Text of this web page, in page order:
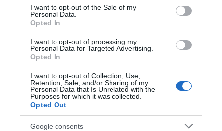
services and may gather and store information including but
not limited to your visit or usage behaviour. You may click to
grant or deny consent to Google and its third-party tags to
consent section.
I want to opt-out of the Sale of my
Personal Data.
Opted In
I want to opt-out of processing my
Personal Data for Targeted Advertising.
Opted In
I want to opt-out of Collection, Use,
Retention, Sale, and/or Sharing of my
Personal Data that Is Unrelated with the
Purposes for which it was collected.
Opted Out
Google consents